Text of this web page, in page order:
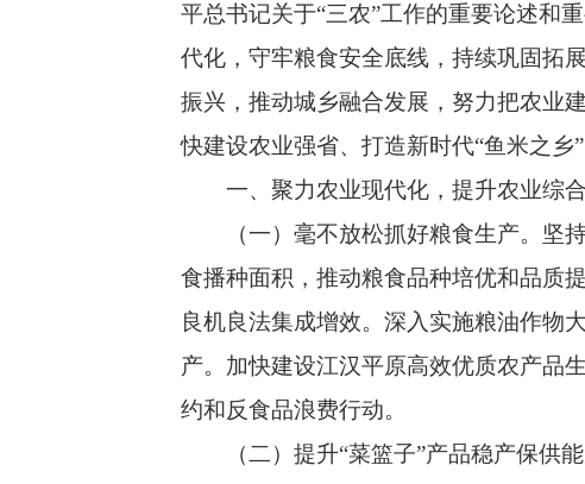
平总书记关于“三农”工作的重要论述和
代化，守牢粮食安全底线，持续巩固拓
振兴，推动城乡融合发展，努力把农业
快建设农业强省、打造新时代“鱼米之乡
一、聚力农业现代化，提升农业综合
（一）毫不放松抓好粮食生产。坚持
食播种面积，推动粮食品种培优和品质
良机良法集成增效。深入实施粮油作物
产。加快建设江汉平原高效优质农产品
约和反食品浪费行动。
（二）提升“菜篮子”产品稳产保供能